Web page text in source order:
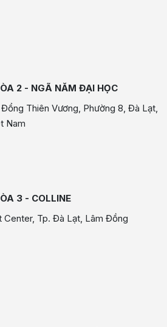
2 - NGÃ NĂM ĐẠI HỌC
Thiên Vương, Phường 8, Đà Lạt,
Nam
3 - COLLINE
Center, Tp. Đà Lạt, Lâm Đồng